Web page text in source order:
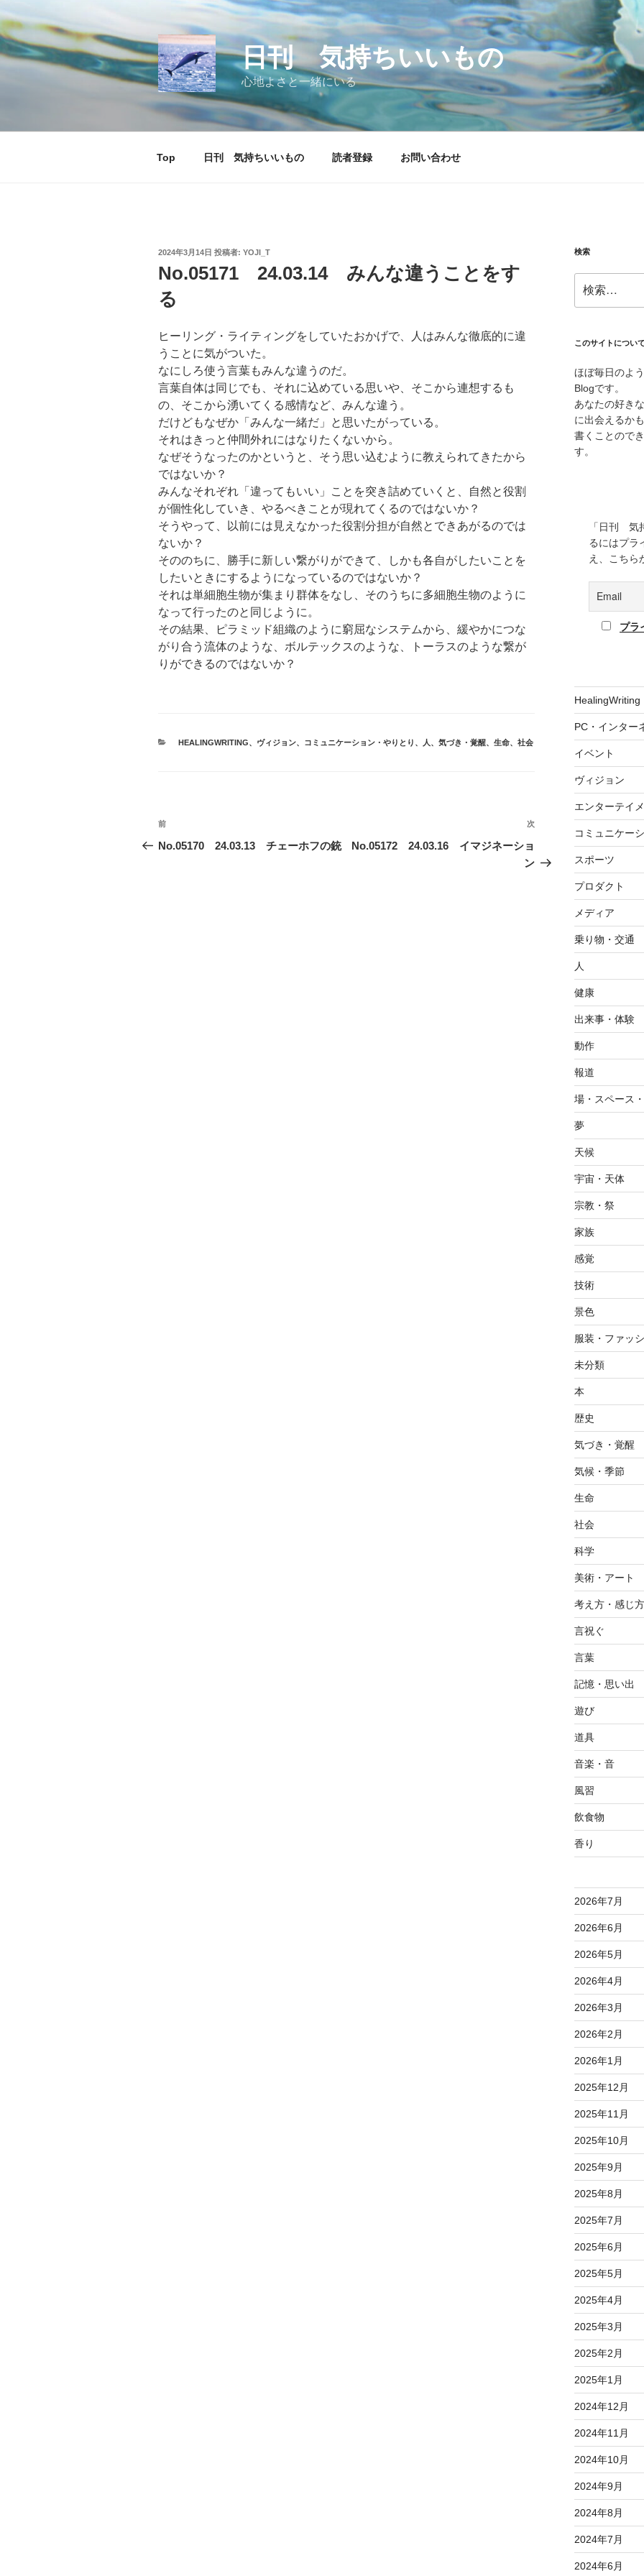
ン
テ
ン
キ
日刊 気持ちいいもの
心地よさと一緒にいる
Top 日刊 気持ちいいもの 読者登録 お問い合わせ
投
日:
2024年3月14日 投稿者: YOJI_T
No.05171 24.03.14 みんな違うことをす
る
ヒーリング・ライティングをしていたおかげで、人はみんな徹底的に違
うことに気がついた。
なにしろ使う言葉もみんな違うのだ。
言葉自体は同じでも、それに込めている思いや、そこから連想するも
の、そこから湧いてくる感情など、みんな違う。
だけどもなぜか「みんな一緒だ」と思いたがっている。
それはきっと仲間外れにはなりたくないから。
なぜそうなったのかというと、そう思い込むように教えられてきたから
ではないか？
みんなそれぞれ「違ってもいい」ことを突き詰めていくと、自然と役割
が個性化していき、やるべきことが現れてくるのではないか？
そうやって、以前には見えなかった役割分担が自然とできあがるのでは
ないか？
そののちに、勝手に新しい繋がりができて、しかも各自がしたいことを
したいときにするようになっているのではないか？
それは単細胞生物が集まり群体をなし、そのうちに多細胞生物のように
なって行ったのと同じように。
その結果、ピラミッド組織のように窮屈なシステムから、緩やかにつな
がり合う流体のような、ボルテックスのような、トーラスのような繋が
りができるのではないか？
カ
HEALINGWRITING、 ヴィジョン、 コミュニケーション・やりとり 、 人 、 気づき・覚醒、 生命、 社会
投
稿
前
の
前
No.05170 24.03.13 チェーホフの銃
次
投
次
No.05172 24.03.16 イマジネーショ
ン
検索
索:
このサイトについ
ほぼ毎日のよ
Blogです。
あなたの好き
に出会えるか
書くことので
す。
「日刊 気
るにはプラ
え、こちら
プラ
HealingWriting
PC・インター
イベント
ヴィジョン
エンターテイ
コミュニケー
スポーツ
プロダクト
メディア
乗り物・交通
人
健康
出来事・体験
動作
報道
場・スペース
夢
天候
宇宙・天体
宗教・祭
家族
感覚
技術
景色
服装・ファッ
未分類
本
歴史
気づき・覚醒
気候・季節
生命
社会
科学
美術・アート
考え方・感じ方
言祝ぐ
言葉
記憶・思い出
遊び
道具
音楽・音
風習
飲食物
香り
2026年7月
2026年6月
2026年5月
2026年4月
2026年3月
2026年2月
2026年1月
2025年12月
2025年11月
2025年10月
2025年9月
2025年8月
2025年7月
2025年6月
2025年5月
2025年4月
2025年3月
2025年2月
2025年1月
2024年12月
2024年11月
2024年10月
2024年9月
2024年8月
2024年7月
2024年6月